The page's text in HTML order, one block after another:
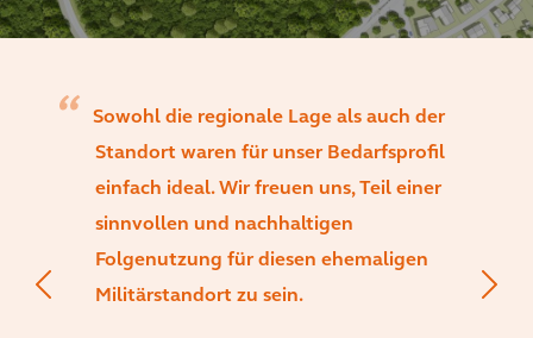
Sowohl die regionale Lage als auch der
Standort waren für unser Bedarfsprofil
einfach ideal. Wir freuen uns, Teil einer
sinnvollen und nachhaltigen
Folgenutzung für diesen ehemaligen
Militärstandort zu sein.